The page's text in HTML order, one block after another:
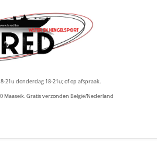
21u donderdag 18-21u; of op afspraak.
Maaseik. Gratis verzonden België/Nederland